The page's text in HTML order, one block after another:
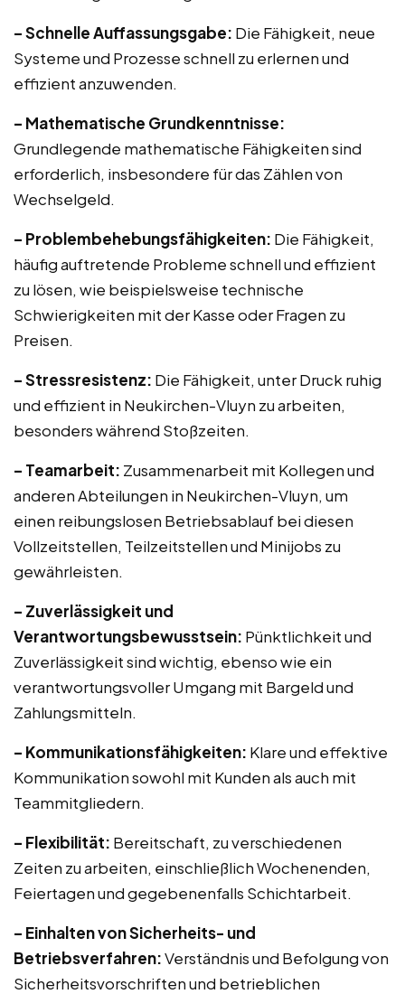
– Schnelle Auffassungsgabe: Die Fähigkeit, neue
Systeme und Prozesse schnell zu erlernen und
effizient anzuwenden.
– Mathematische Grundkenntnisse:
Grundlegende mathematische Fähigkeiten sind
erforderlich, insbesondere für das Zählen von
Wechselgeld.
– Problembehebungsfähigkeiten: Die Fähigkeit,
häufig auftretende Probleme schnell und effizient
zu lösen, wie beispielsweise technische
Schwierigkeiten mit der Kasse oder Fragen zu
Preisen.
– Stressresistenz: Die Fähigkeit, unter Druck ruhig
und effizient in Neukirchen-Vluyn zu arbeiten,
besonders während Stoßzeiten.
– Teamarbeit: Zusammenarbeit mit Kollegen und
anderen Abteilungen in Neukirchen-Vluyn, um
einen reibungslosen Betriebsablauf bei diesen
Vollzeitstellen, Teilzeitstellen und Minijobs zu
gewährleisten.
– Zuverlässigkeit und
Verantwortungsbewusstsein: Pünktlichkeit und
Zuverlässigkeit sind wichtig, ebenso wie ein
verantwortungsvoller Umgang mit Bargeld und
Zahlungsmitteln.
– Kommunikationsfähigkeiten: Klare und effektive
Kommunikation sowohl mit Kunden als auch mit
Teammitgliedern.
– Flexibilität: Bereitschaft, zu verschiedenen
Zeiten zu arbeiten, einschließlich Wochenenden,
Feiertagen und gegebenenfalls Schichtarbeit.
– Einhalten von Sicherheits- und
Betriebsverfahren:Verständnis und Befolgung von
Sicherheitsvorschriften und betrieblichen